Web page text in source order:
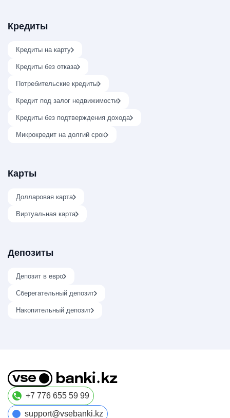
Кредиты
Кредиты на карту
Кредиты без отказа
Потребительские кредиты
Кредит под залог недвижимости
Кредиты без подтверждения дохода
Микрокредит на долгий срок
Карты
Долларовая карта
Виртуальная карта
Депозиты
Депозит в евро
Сберегательный депозит
Накопительный депозит
+7 776 655 59 99
support@vsebanki.kz